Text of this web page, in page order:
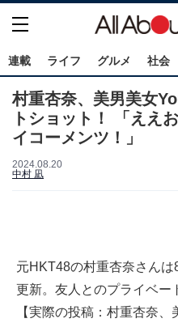
連載 ライフ グルメ 社会
村重杏奈、美男美女
トショット！ 「ええ
イコーメンツ！」
2024.08.20
中村 凪
元HKT48の村重杏奈さん
更新。友人とのプライベー
【実際の投稿：村重杏奈